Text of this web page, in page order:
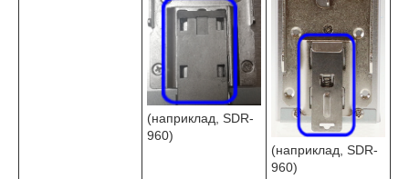
(наприклад, SDR-
960)
(наприклад, SDR-
960)